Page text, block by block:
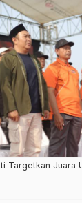
Targetkan Juara